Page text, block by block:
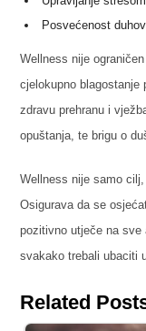
Posvećenost
Wellness nije
cjelokupno blagostanje
zdravu prehranu i
opuštanja, te brigu o
Wellness nije samo
Osigurava da se
pozitivno utječe na
svakako trebali ubaciti
Related